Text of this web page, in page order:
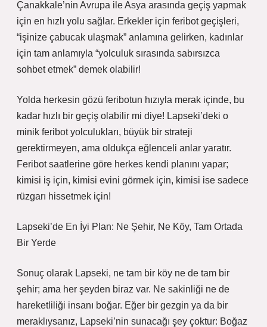
Çanakkale’nin Avrupa ile Asya arasında geçiş yapmak
için en hızlı yolu sağlar. Erkekler için feribot geçişleri,
“işinize çabucak ulaşmak” anlamına gelirken, kadınlar
için tam anlamıyla “yolculuk sırasında sabırsızca
sohbet etmek” demek olabilir!
Yolda herkesin gözü feribotun hızıyla merak içinde, bu
kadar hızlı bir geçiş olabilir mi diye! Lapseki’deki o
minik feribot yolculukları, büyük bir strateji
gerektirmeyen, ama oldukça eğlenceli anlar yaratır.
Feribot saatlerine göre herkes kendi planını yapar;
kimisi iş için, kimisi evini görmek için, kimisi ise sadece
rüzgarı hissetmek için!
Lapseki’de En İyi Plan: Ne Şehir, Ne Köy, Tam Ortada
Bir Yerde
Sonuç olarak Lapseki, ne tam bir köy ne de tam bir
şehir; ama her şeyden biraz var. Ne sakinliği ne de
hareketliliği insanı boğar. Eğer bir gezgin ya da bir
meraklıysanız, Lapseki’nin sunacağı şey çoktur: Boğaz